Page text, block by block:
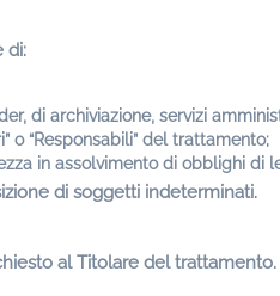
di:
di archiviazione, servizi
o “Responsabili” del trattamento;
in assolvimento di obblighi di
di soggetti indeterminati.
al Titolare del trattamento.